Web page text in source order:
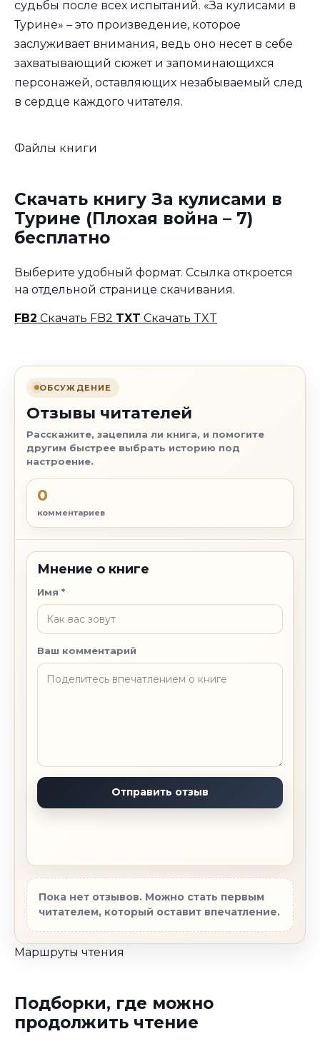
судьбы после всех испытаний. «За кулисами в
Турине» – это произведение, которое
заслуживает внимания, ведь оно несет в себе
захватывающий сюжет и запоминающихся
персонажей, оставляющих незабываемый след
в сердце каждого читателя.
Файлы книги
Скачать книгу За кулисами в
Турине (Плохая война – 7)
бесплатно
Выберите удобный формат. Ссылка откроется
на отдельной странице скачивания.
FB2 Скачать FB2 TXT Скачать TXT
ОБСУЖДЕНИЕ
Отзывы читателей
Расскажите, зацепила ли книга, и помогите
другим быстрее выбрать историю под
настроение.
0
комментариев
Пока нет отзывов. Можно стать первым
читателем, который оставит впечатление.
Мнение о книге
Имя *
Ваш комментарий
Маршруты чтения
Подборки, где можно
продолжить чтение